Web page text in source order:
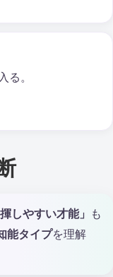
る。
しやすい才能」
も
能タイプを理解